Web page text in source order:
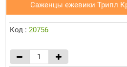
Саженцы ежевики Трипл
Код : 20756